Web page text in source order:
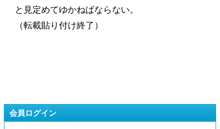
と見定めてゆかねばならない。
（転載貼り付け終了）
会員ログイン